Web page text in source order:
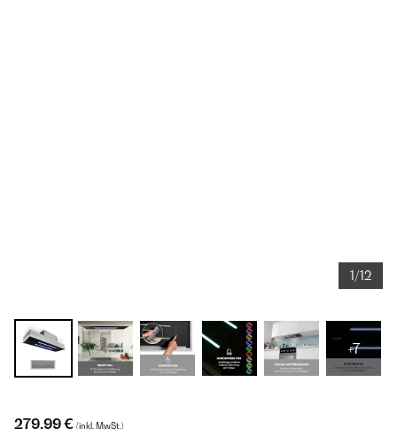
1/12
+7
279,99 € (inkl. MwSt.)